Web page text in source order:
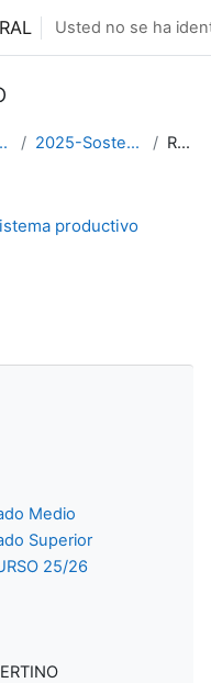
Usted no se ha
DIURNO 2025-Sostenibilidad Integración Resumen
productivo
Medio
Superior
25/26